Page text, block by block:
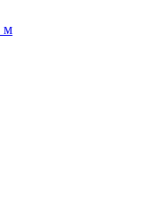
м